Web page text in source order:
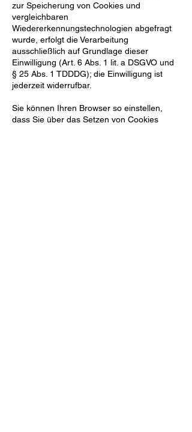
zur Speicherung von Cookies und
vergleichbaren
Wiedererkennungstechnologien abgefragt
wurde, erfolgt dieVerarbeitung
ausschließlich auf Grundlage dieser
Einwilligung (Art. 6 Abs. 1 lit. a DSGVO und
§ 25 Abs. 1 TDDDG); die Einwilligung ist
jederzeit widerrufbar.
Sie können Ihren Browser so einstellen,
dass Sie über das Setzen von Cookies